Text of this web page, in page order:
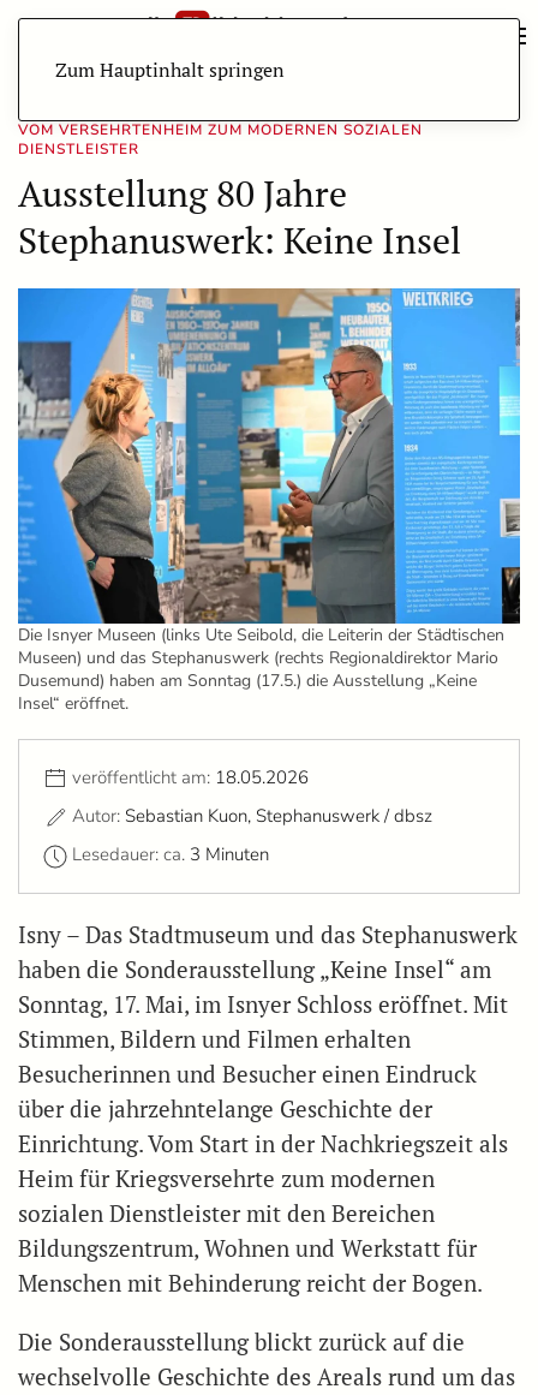
Zum Hauptinhalt springen
VOM VERSEHRTENHEIM ZUM MODERNEN SOZIALEN
DIENSTLEISTER
Ausstellung 80 Jahre
Stephanuswerk: Keine Insel
Die Isnyer Museen (links Ute Seibold, die Leiterin der Städtischen
Museen) und das Stephanuswerk (rechts Regionaldirektor Mario
Dusemund) haben am Sonntag (17.5.) die Ausstellung „Keine
Insel“ eröffnet.
veröffentlicht am: 18.05.2026
Autor: Sebastian Kuon, Stephanuswerk / dbsz
Lesedauer: ca. 3 Minuten
Isny – Das Stadtmuseum und das Stephanuswerk
haben die Sonderausstellung „Keine Insel“ am
Sonntag, 17. Mai, im Isnyer Schloss eröffnet. Mit
Stimmen, Bildern und Filmen erhalten
Besucherinnen und Besucher einen Eindruck
über die jahrzehntelange Geschichte der
Einrichtung. Vom Start in der Nachkriegszeit als
Heim für Kriegsversehrte zum modernen
sozialen Dienstleister mit den Bereichen
Bildungszentrum, Wohnen und Werkstatt für
Menschen mit Behinderung reicht der Bogen.
Die Sonderausstellung blickt zurück auf die
wechselvolle Geschichte des Areals rund um das